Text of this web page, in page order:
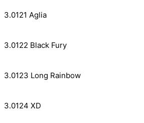
3.0121 Aglia
3.0122 Black Fury
3.0123 Long Rainbow
3.0124 XD